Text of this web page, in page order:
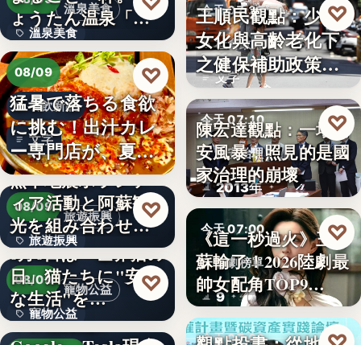
溫泉美食
溫泉美食
14年
ょうたん温泉「飲
泉堂」、…
08/09
餐飲新品
文字
猛暑で落ちる食欲
に挑む！出汁カレ
ー専門店が、夏限
定「無限…
♡
旅遊振興
08/09
旅遊振興
2
熊本地震ボランテ
ィア活動と阿蘇観
光を組み合わせた
「ボラン…
♡
寵物公益
08/09
寵物公益
8月8日は「世界猫の
日」猫たちに"安全
な生活"を…
♡
下班國際線》
今天 07:20
社會政策
文字
王順民觀點：少子
女化與高齡老化下
之健保補助政策的
解構、重…
♡
今天 07:10
食安治理
2013年
陳宏達觀點：一場食
安風暴，照見的是國
家治理的崩壞
♡
今天 07:00
影劇榜單
9
《這一秒過火》王籽
蘇輸了！2026陸劇最
帥女配角TOP9…
♡
今天 07:00